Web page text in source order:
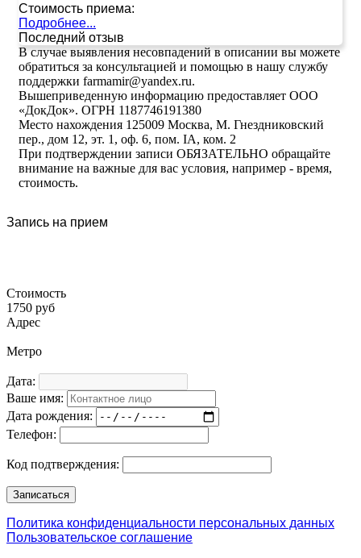
Стоимость приема:
Подробнее...
Последний отзыв
В случае выявления несовпадений в описании вы можете
обратиться за консультацией и помощью в нашу службу
поддержки farmamir@yandex.ru.
Вышеприведенную информацию предоставляет ООО
«ДокДок». ОГРН 1187746191380
Место нахождения 125009 Москва, М. Гнездниковский
пер., дом 12, эт. 1, оф. 6, пом. IA, ком. 2
При подтверждении записи ОБЯЗАТЕЛЬНО обращайте
внимание на важные для вас условия, например - время,
стоимость.
Запись на прием
Стоимость
1750 руб
Адрес
Метро
Дата:
Ваше имя:
Дата рождения:
Телефон:
Код подтверждения:
Политика конфиденциальности персональных данных
Пользовательское соглашение